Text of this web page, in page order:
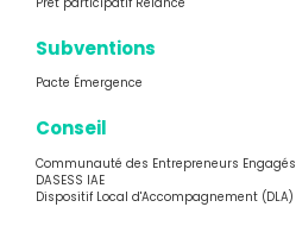
Prêt participatif Relance
Subventions
Pacte Émergence
Conseil
Communauté des Entrepreneurs Engagés
DASESS IAE
Dispositif Local d'Accompagnement (DLA)